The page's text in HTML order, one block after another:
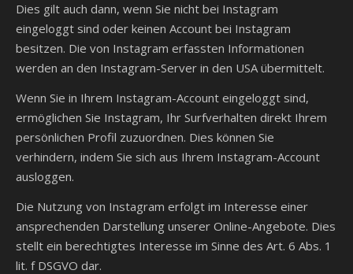
Dies gilt auch dann, wenn Sie nicht bei Instagram
eingeloggt sind oder keinen Account bei Instagram
besitzen. Die von Instagram erfassten Informationen
werden an den Instagram-Server in den USA übermittelt.
Wenn Sie in Ihrem Instagram-Account eingeloggt sind,
ermöglichen Sie Instagram, Ihr Surfverhalten direkt Ihrem
persönlichen Profil zuzuordnen. Dies können Sie
verhindern, indem Sie sich aus Ihrem Instagram-Account
ausloggen.
Die Nutzung von Instagram erfolgt im Interesse einer
ansprechenden Darstellung unserer Online-Angebote. Dies
stellt ein berechtigtes Interesse im Sinne des Art. 6 Abs. 1
lit. f DSGVO dar.